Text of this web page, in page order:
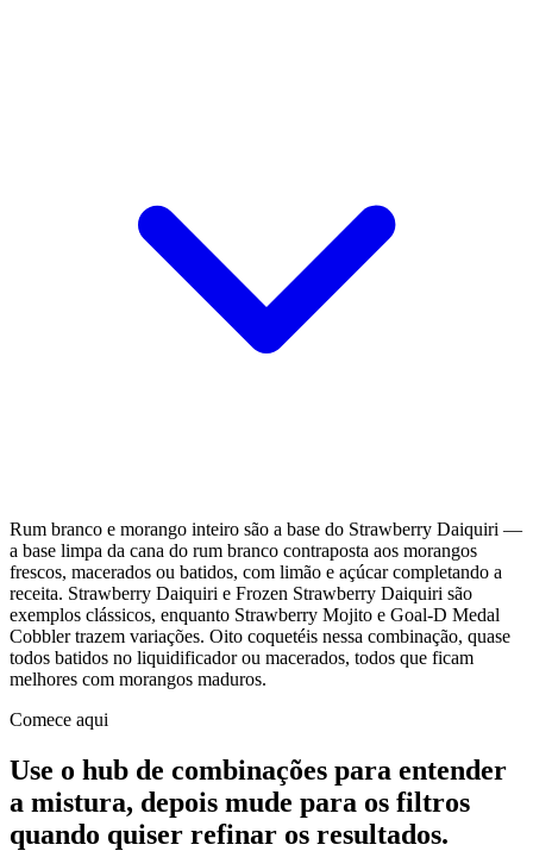
Rum branco e morango inteiro são a base do Strawberry Daiquiri —
a base limpa da cana do rum branco contraposta aos morangos
frescos, macerados ou batidos, com limão e açúcar completando a
receita. Strawberry Daiquiri e Frozen Strawberry Daiquiri são
exemplos clássicos, enquanto Strawberry Mojito e Goal-D Medal
Cobbler trazem variações. Oito coquetéis nessa combinação, quase
todos batidos no liquidificador ou macerados, todos que ficam
melhores com morangos maduros.
Comece aqui
Use o hub de combinações para entender
a mistura, depois mude para os filtros
quando quiser refinar os resultados.